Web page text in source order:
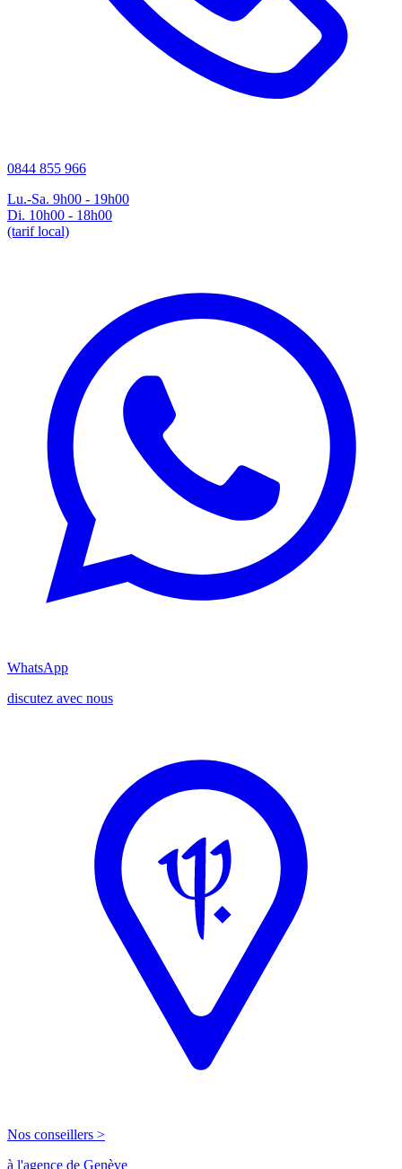
0844 855 966
Lu.-Sa. 9h00 - 19h00
Di. 10h00 - 18h00
(tarif local)
WhatsApp
discutez avec nous
Nos conseillers >
à l'agence de Genève